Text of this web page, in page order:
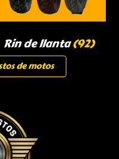
Rin de llanta(92)
de motos